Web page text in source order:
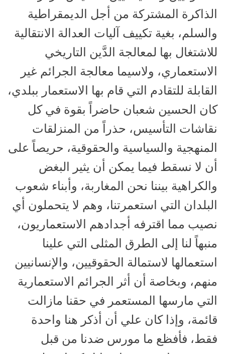
الذاكرة المشتركة من أجل الديمقراطية
والسلم، بغية تكييف آليات العدالة الانتقالية
للاشتغال بها لمعالجة الدَّين التاريخي
الاستعماري، ولاسيما معالجة الجرائم غير
القابلة للتقادم التي قام بها الاستعمار ببلدي،
كان الحسين شعبان حاضراً بقوة في كل
نقاشات التأسيس، حذراً من المنزلقات
المنهجية والسياسية والحقوقية، حريصاً على
أن لا نسقط فيما يمكن أن يثير البغض
والكراهية بيننا نحن المغاربة، وأبناء شعوب
البلدان التي استعمرتنا، وهم لا يتحملون أي
نصيب مما اقترفه أجدادهم الاستعماريون،
منبهاً لنا إلى الطرق المثلى التي علينا
استعمالها لاستمالة الحقوقيين، والإنسانيين
منهم، وبخاصة أن أثر الجرائم الاستعمارية
التي مارسها المستعمر في حقنا مازالت
قائمة، وإذا كان علي أن أذكر هنا واحدة
فقط، فأفظع ما مورس ضدنا من قبل